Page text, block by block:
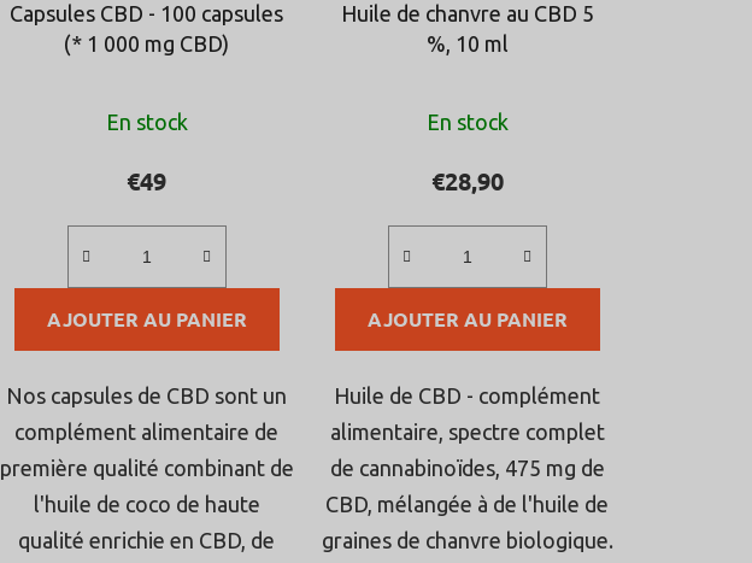
Capsules CBD - 100 capsules
(* 1 000 mg CBD)
moyenne
du
est
de
4,7
sur
5
étoiles.
En stock
€49
AJOUTER AU PANIER
Nos capsules de CBD sont un
complément alimentaire de
première qualité combinant de
l'huile de coco de haute
qualité enrichie en CBD, de
Huile de chanvre au CBD 5
%, 10 ml
moyenne
du
est
de
5,0
sur
5
étoiles.
En stock
€28,90
AJOUTER AU PANIER
Huile de CBD - complément
alimentaire, spectre complet
de cannabinoïdes, 475 mg de
CBD, mélangée à de l'huile de
graines de chanvre biologique.